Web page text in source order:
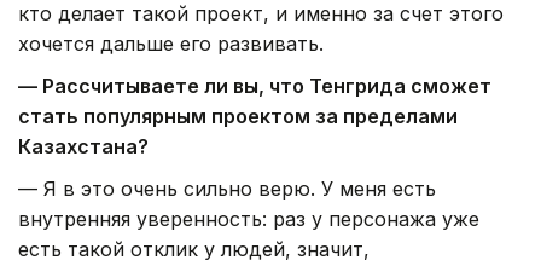
кто делает такой проект, и именно за счет этого
хочется дальше его развивать.
— Рассчитываете ли вы, что Тенгрида сможет
стать популярным проектом за пределами
Казахстана?
— Я в это очень сильно верю. У меня есть
внутренняя уверенность: раз у персонажа уже
есть такой отклик у людей, значит,